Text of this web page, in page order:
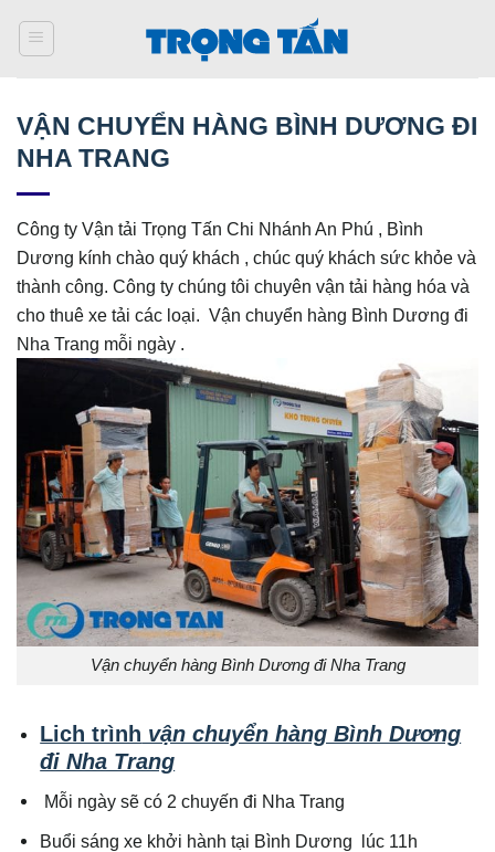
qua
VẬN CHUYỂN HÀNG BÌNH DƯƠNG ĐI
NHA TRANG
Công ty Vận tải Trọng Tấn Chi Nhánh An Phú , Bình
Dương kính chào quý khách , chúc quý khách sức khỏe và
thành công. Công ty chúng tôi chuyên vận tải hàng hóa và
cho thuê xe tải các loại. Vận chuyển hàng Bình Dương đi
Nha Trang mỗi ngày .
Vận chuyển hàng Bình Dương đi Nha Trang
Lich trình vận chuyển hàng Bình Dương
đi Nha Trang
Mỗi ngày sẽ có 2 chuyến đi Nha Trang
Buổi sáng xe khởi hành tại Bình Dương lúc 11h